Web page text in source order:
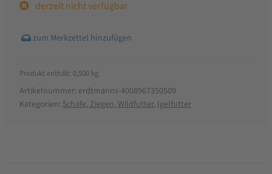
derzeit nicht verfügbar
Produkt enthält: 0,500 kg
Artikelnummer: erdtmanns-4008967350509
Kategorien: Schafe, Ziegen, Wildfutter, Igelfutter